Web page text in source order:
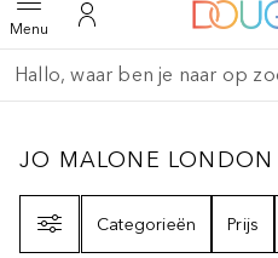
MenuOpen menuNaar Mijn Account
Ga terug
Zoekopdracht uitvoeren
JO MALONE
JO MALONE
Categorieën
Prijs